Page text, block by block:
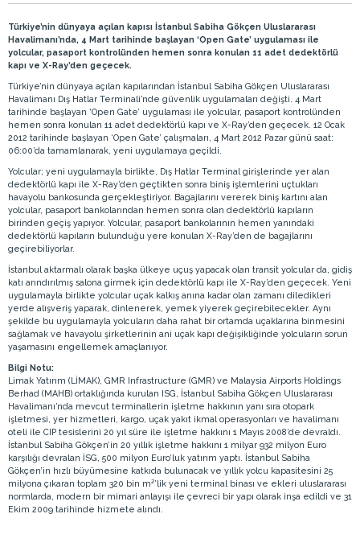
Türkiye’nin dünyaya açılan kapısı İstanbul Sabiha Gökçen Uluslararası
Havalimanı’nda, 4 Mart tarihinde başlayan ‘Open Gate’ uygulaması ile
yolcular, pasaport kontrolünden hemen sonra konulan 11 adet dedektörlü
kapı ve X-Ray’den geçecek.
Türkiye’nin dünyaya açılan kapılarından İstanbul Sabiha Gökçen Uluslararası
Havalimanı Dış Hatlar Terminali’nde güvenlik uygulamaları değişti. 4 Mart
tarihinde başlayan ‘Open Gate’ uygulaması ile yolcular, pasaport kontrolünden
hemen sonra konulan 11 adet dedektörlü kapı ve X-Ray’den geçecek. 12 Ocak
2012 tarihinde başlayan ‘Open Gate’ çalışmaları, 4 Mart 2012 Pazar günü saat:
06:00’da tamamlanarak, yeni uygulamaya geçildi.
Yolcular; yeni uygulamayla birlikte, Dış Hatlar Terminal girişlerinde yer alan
dedektörlü kapı ile X-Ray’den geçtikten sonra biniş işlemlerini uçtukları
havayolu bankosunda gerçekleştiriyor. Bagajlarını vererek biniş kartını alan
yolcular, pasaport bankolarından hemen sonra olan dedektörlü kapıların
birinden geçiş yapıyor. Yolcular, pasaport bankolarının hemen yanındaki
dedektörlü kapıların bulunduğu yere konulan X-Ray’den de bagajlarını
geçirebiliyorlar.
İstanbul aktarmalı olarak başka ülkeye uçuş yapacak olan transit yolcular da, gidiş
katı arındırılmış salona girmek için dedektörlü kapı ile X-Ray’den geçecek. Yeni
uygulamayla birlikte yolcular uçak kalkış anına kadar olan zamanı diledikleri
yerde alışveriş yaparak, dinlenerek, yemek yiyerek geçirebilecekler. Aynı
şekilde bu uygulamayla yolcuların daha rahat bir ortamda uçaklarına binmesini
sağlamak ve havayolu şirketlerinin ani uçak kapı değişikliğinde yolcuların sorun
yaşamasını engellemek amaçlanıyor.
Bilgi Notu:
Limak Yatırım (LİMAK), GMR Infrastructure (GMR) ve Malaysia Airports Holdings
Berhad (MAHB) ortaklığında kurulan ISG, İstanbul Sabiha Gökçen Uluslararası
Havalimanı’nda mevcut terminallerin işletme hakkının yanı sıra otopark
işletmesi, yer hizmetleri, kargo, uçak yakıt ikmal operasyonları ve havalimanı
oteli ile CIP tesislerini 20 yıl süre ile işletme hakkını 1 Mayıs 2008’de devraldı.
İstanbul Sabiha Gökçen’in 20 yıllık işletme hakkını 1 milyar 932 milyon Euro
karşılığı devralan İSG, 500 milyon Euro’luk yatırım yaptı. İstanbul Sabiha
Gökçen’in hızlı büyümesine katkıda bulunacak ve yıllık yolcu kapasitesini 25
milyona çıkaran toplam 320 bin m²’lik yeni terminal binası ve ekleri uluslararası
normlarda, modern bir mimari anlayışı ile çevreci bir yapı olarak inşa edildi ve 31
Ekim 2009 tarihinde hizmete alındı.